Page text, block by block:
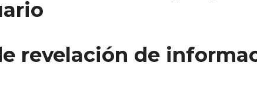
revelación de